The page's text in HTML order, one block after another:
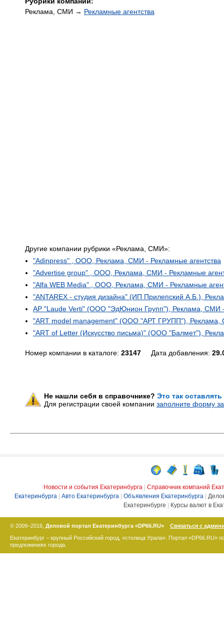
Реклама, СМИ → Рекламные агентства
Другие компании рубрики «Реклама, СМИ»:
"Adinpress" , ООО, Реклама, СМИ - Рекламные агентства
"Advertise group" , ООО, Реклама, СМИ - Рекламные
"Alfa WEB Media" , ООО, Реклама, СМИ - Рекламные
"ANTAREX - студия дизайна" (ИП Прилепский А.Б.),
AP "Laude Verti" (ООО "ЭдЮнион Групп"), Реклама, СМИ -
"ART model management" (ООО "АРТ ГРУПП"), Реклама,
"ART of Letter (Искусство письма)" (ООО "Балмет"),
Номер компании в каталоге: 23147 Дата добавления:
Не нашли себя в справочнике? Это так
Для регистрации своей компании заполните форму
Новости и события Екатеринбурга
Справочник компаний
Екатеринбурга
Авто Екатеринбурга Объявления Екатеринбурга
Екатеринбурге
Курсы валют в
© 2009–2016, Деловой портал Екатеринбурга «DP66.RU»
Связаться с
Екатеринбург – крупный Российский город, «столица Урала». Портал «DP66.RU»
предложениях города.